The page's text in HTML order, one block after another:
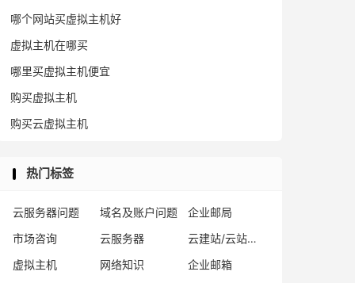
哪个网站买虚拟主机好
虚拟主机在哪买
哪里买虚拟主机便宜
购买虚拟主机
购买云虚拟主机
热门标签
云服务器问题 域名及账户问题
企业邮局
市场咨询
云服务器
云建站/云站群/小程序
虚拟主机
网络知识
企业邮箱